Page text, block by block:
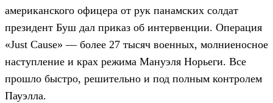
американского офицера от рук панамских солдат
президент Буш дал приказ об интервенции. Операция
«Just Cause» — более 27 тысяч военных, молниеносное
наступление и крах режима Мануэля Норьеги. Все
прошло быстро, решительно и под полным контролем
Пауэлла.